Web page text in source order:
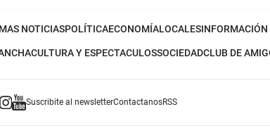
NOTICIASPOLÍTICAECONOMÍALOCALESINFORMACIÓN
CULTURA Y ESPECTACULOSSOCIEDADCLUB DE
Suscribite al newsletterContactanosRSS